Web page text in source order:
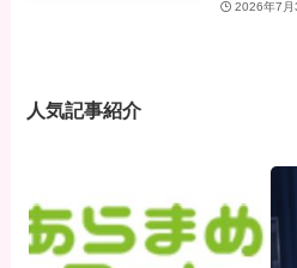
2026年7月
人気記事紹介